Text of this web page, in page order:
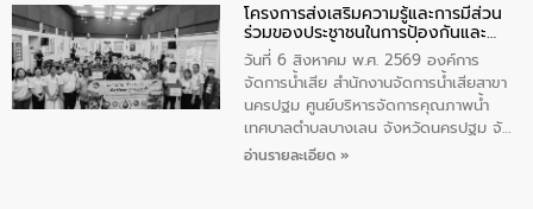
ประชาชน ตัวแทนจากโรงแรมต่างๆ ในเขต
เทศบาลตำบลราไวย์ ศูนย์บริหารจัดการ
คุณภาพน้ำเทศบาลตำบลราไวย์ นำโดยนาย
น้อย แก้วเศษ ผู้จัดการสำนักงานจัดการน้ำ
เสียสาขาภูเก็ต พร้อมด้วยเจ้าหน้าที่ จำนวน
5 คน ร่วมทำกิจกรรม ทำความสะอาด
ชายหาดและแหล่งท่องเที่ยว ณ บริเวณ
โครงการส่งเสริมความรู้และการมีส่วน
ร่วมของประชาชนในการป้องกันและ
แก้ไขปัญหาน้ำเสียอย่างยั่งยืน
วันที่ 6 สิงหาคม พ.ศ. 2569 องค์การ
จัดการน้ำเสีย สำนักงานจัดการน้ำเสียสาขา
นครปฐม ศูนย์บริหารจัดการคุณภาพน้ำ
เทศบาลตำบลบางเลน จังหวัดนครปฐม จัด
กิจกรรมภายใต้โครงการส่งเสริมความรู้และ
อ่านรายละเอียด »